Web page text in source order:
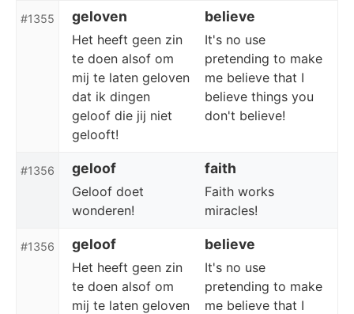
#1355 geloven believe
Het heeft geen zin
te doen alsof om
mij te laten geloven
dat ik dingen
geloof die jij niet
gelooft!
It's no use
pretending to make
me believe that I
believe things you
don't believe!
#1356 geloof faith
Geloof doet
wonderen!
Faith works
miracles!
#1356 geloof believe
Het heeft geen zin
te doen alsof om
mij te laten geloven
It's no use
pretending to make
me believe that I